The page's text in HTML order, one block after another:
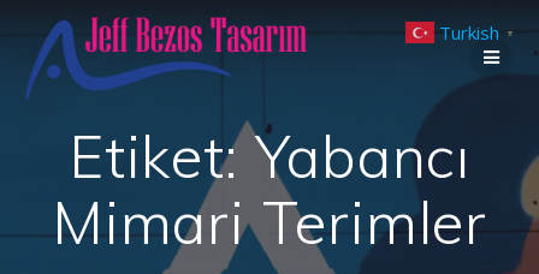
to
Etiket:Yabancı
Mimari Terimler
Turkish ▼